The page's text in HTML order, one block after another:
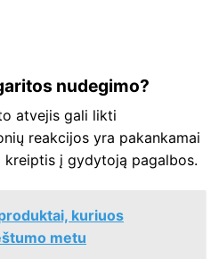
nudegimo?
atvejis gali likti
reakcijos yra pakankamai
kreiptis į gydytoją pagalbos.
kuriuos
metu